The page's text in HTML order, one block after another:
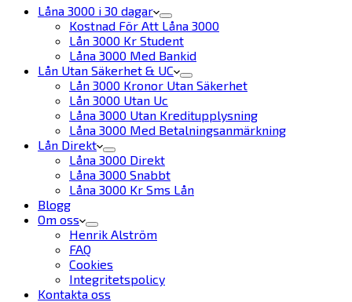
Låna 3000 i 30 dagar
Kostnad För Att Låna 3000
Lån 3000 Kr Student
Låna 3000 Med Bankid
Lån Utan Säkerhet & UC
Lån 3000 Kronor Utan Säkerhet
Lån 3000 Utan Uc
Låna 3000 Utan Kreditupplysning
Låna 3000 Med Betalningsanmärkning
Lån Direkt
Låna 3000 Direkt
Låna 3000 Snabbt
Låna 3000 Kr Sms Lån
Blogg
Om oss
Henrik Alström
FAQ
Cookies
Integritetspolicy
Kontakta oss